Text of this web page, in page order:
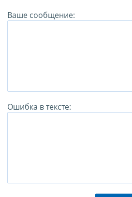
Ваше сообщение:
Ошибка в тексте: